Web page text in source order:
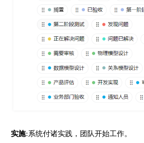
实施:系统付诸实践，团队开始工作。